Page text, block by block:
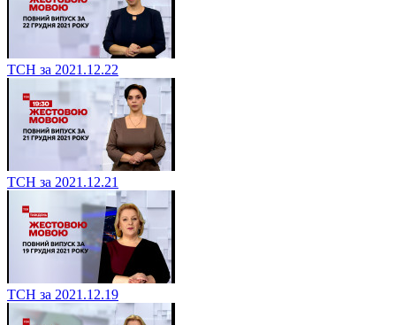
ТСН за 2021.12.22
ТСН за 2021.12.21
ТСН за 2021.12.19